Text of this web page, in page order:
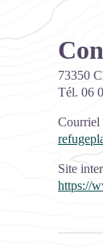
73350
Tél. 06
Courriel
Site
https://